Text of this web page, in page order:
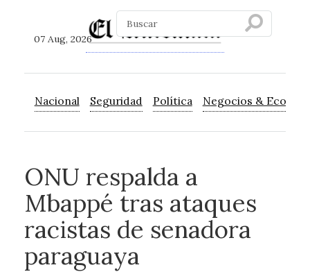
07 Aug, 2026
Nacional Seguridad Política Negocios &
ONU respalda a
Mbappé tras ataques
racistas de senadora
paraguaya